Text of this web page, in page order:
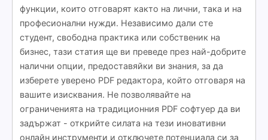
функции, които отговарят както на лични, така и на
професионални нужди. Независимо дали сте
студент, свободна практика или собственик на
бизнес, тази статия ще ви преведе през най-добрите
налични опции, предоставяйки ви знания, за да
изберете уверено PDF редактора, който отговаря на
вашите изисквания. Не позволявайте на
ограниченията на традиционния PDF софтуер да ви
задържат - открийте силата на тези иновативни
онлайн инструменти и отключете потенциала си за